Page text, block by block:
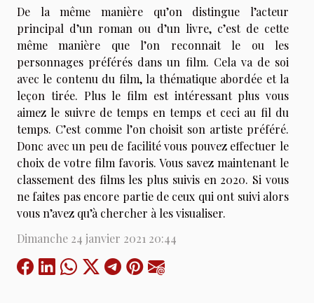
De la même manière qu’on distingue l’acteur
principal d’un roman ou d’un livre, c’est de cette
même manière que l’on reconnait le ou les
personnages préférés dans un film. Cela va de soi
avec le contenu du film, la thématique abordée et la
leçon tirée. Plus le film est intéressant plus vous
aimez le suivre de temps en temps et ceci au fil du
temps. C’est comme l’on choisit son artiste préféré.
Donc avec un peu de facilité vous pouvez effectuer le
choix de votre film favoris. Vous savez maintenant le
classement des films les plus suivis en 2020. Si vous
ne faites pas encore partie de ceux qui ont suivi alors
vous n’avez qu’à chercher à les visualiser.
Dimanche 24 janvier 2021 20:44